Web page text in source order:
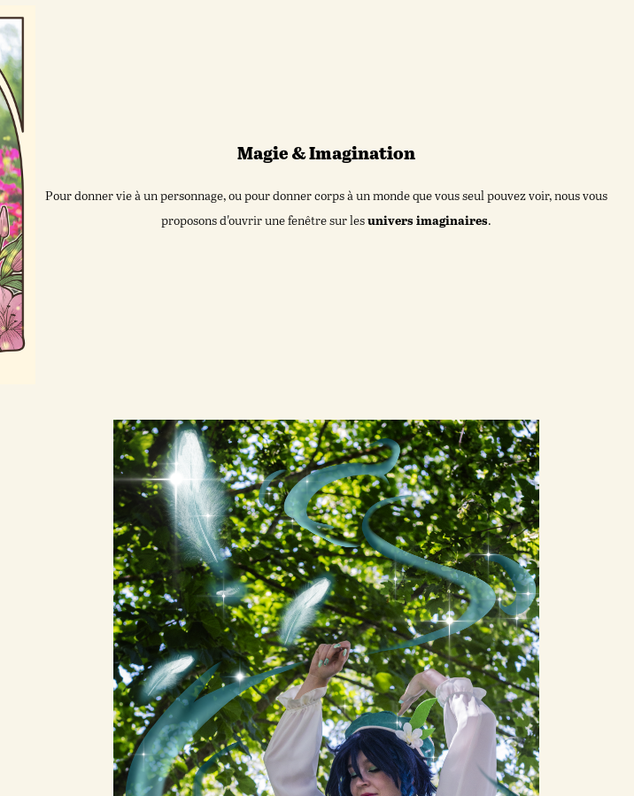
Magie & Imagination
Pour donner vie à un personnage, ou pour donner corps à un monde que vous seul pouvez voir, nous vous
proposons d'ouvrir une fenêtre sur lesunivers imaginaires.